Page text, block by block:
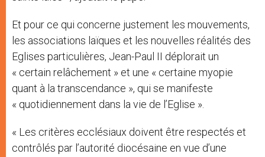
Et pour ce qui concerne justement les mouvements,
les associations laïques et les nouvelles réalités des
Eglises particulières, Jean-Paul II déplorait un
« certain relâchement » et une « certaine myopie
quant à la transcendance », qui se manifeste
« quotidiennement dans la vie de l’Eglise ».
« Les critères ecclésiaux doivent être respectés et
contrôlés par l’autorité diocésaine en vue d’une